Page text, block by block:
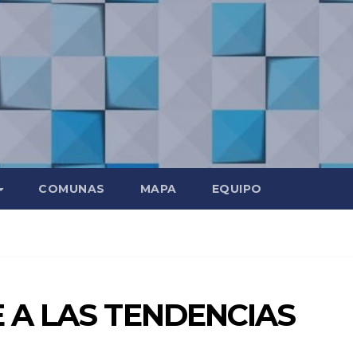
COMUNAS MAPA EQUIPO
LAS TENDENCIAS